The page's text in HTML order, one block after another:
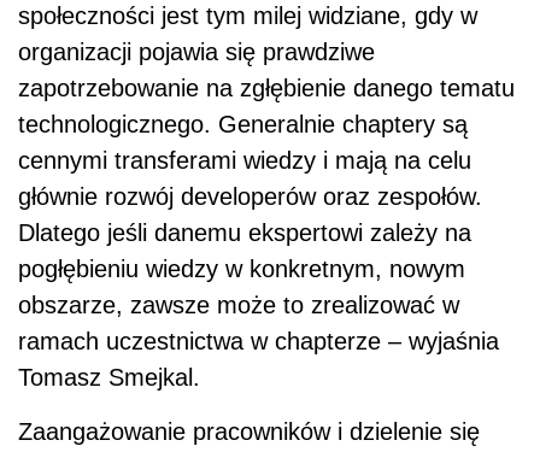
społeczności jest tym milej widziane, gdy w
organizacji pojawia się prawdziwe
zapotrzebowanie na zgłębienie danego tematu
technologicznego. Generalnie chaptery są
cennymi transferami wiedzy i mają na celu
głównie rozwój developerów oraz zespołów.
Dlatego jeśli danemu ekspertowi zależy na
pogłębieniu wiedzy w konkretnym, nowym
obszarze, zawsze może to zrealizować w
ramach uczestnictwa w chapterze – wyjaśnia
Tomasz Smejkal.
Zaangażowanie pracowników i dzielenie się